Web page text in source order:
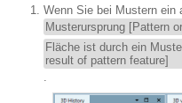
Wenn Sie bei Mustern ein
Musterursprung [Pattern
Fläche ist durch ein
result of pattern feature]
.